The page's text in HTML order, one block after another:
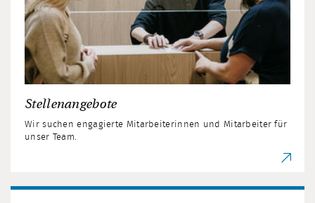
Stellenangebote
Wir suchen engagierte Mitarbeiterinnen und Mitarbeiter für
unser Team.